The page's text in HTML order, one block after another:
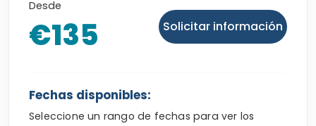
Desde
€135 Solicitar información
Fechas disponibles:
Seleccione un rango de fechas para ver los